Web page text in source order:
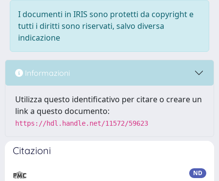
I documenti in IRIS sono protetti da copyright e
tutti i diritti sono riservati, salvo diversa
indicazione
Informazioni
Utilizza questo identificativo per citare o creare un
link a questo documento:
https://hdl.handle.net/11572/59623
Citazioni
ND